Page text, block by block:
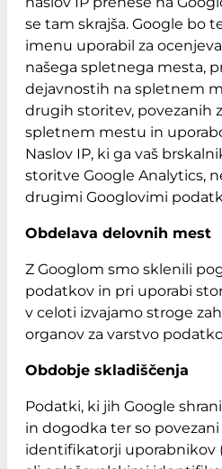
se tam skrajša. Google bo
imenu uporabil za
našega spletnega mesta,
dejavnostih na spletnem
drugih storitev, povezanih
spletnem mestu in
Naslov IP, ki ga vaš
storitve Google Analytics,
drugimi Googlovimi
Obdelava delovnih mest
Z Googlom smo sklenili
podatkov in pri uporabi
v celoti izvajamo stroge
organov za varstvo
Obdobje skladiščenja
Podatki, ki jih Google
in dogodka ter so
identifikatorji uporabnikov